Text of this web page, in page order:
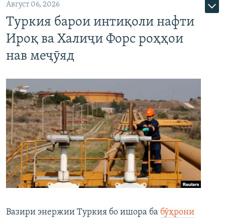
Август 06, 2026
Туркия барои интиқоли нафти
Ироқ ва Халиҷи Форс роҳҳои
нав меҷӯяд
Вазири энержии Туркия бо ишора ба бӯҳрони